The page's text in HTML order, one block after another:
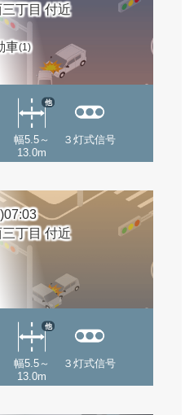
丁目 付近
車(1)
幅5.5～
13.0m
他
３灯式信号
丁目 付近
幅5.5～
13.0m
他
３灯式信号